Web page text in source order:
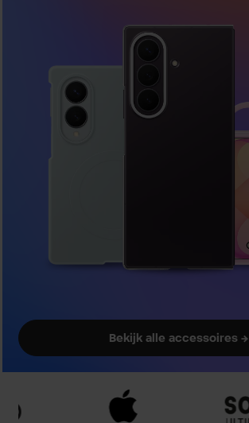
Bekijk alle accessoires →